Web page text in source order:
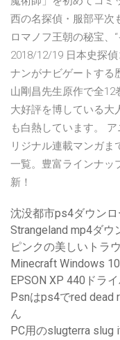
西の名探偵・服部平次
ロマノフ王朝の秘宝、
2018/12/19 日本史探
ナンがナビゲートする
山剛昌先生原作で全12
大好評を博している大
も白熱しています。
リジナル連載マンガま
一覧。豊富ラインナッ
新！
沈没都市ps4ダウンロ
Strangeland mp4ダウ
ピンクの美しいトラ
Minecraft Windows
EPSON XP 440ドラ
Psnはps4でred dead
ん
PC用のslugterra slug